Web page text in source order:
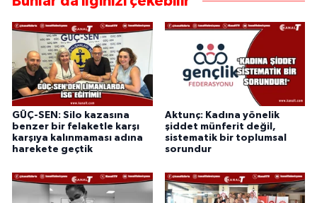
GÜÇ-SEN: Silo kazasına
benzer bir felaketle karşı
karşıya kalınmaması adına
harekete geçtik
Aktunç: Kadına yönelik
şiddet münferit değil,
sistematik bir toplumsal
sorundur